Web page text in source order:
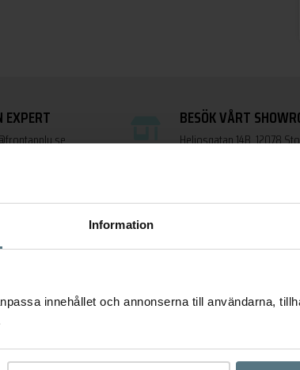
Information
innehållet och annonserna till användarna,
EXPERT BESÖK VÅRT
Heliosgatan 14B, 12078
Vad säger kunderna?
första mötet, inmätningen, leverans ochinstallation.